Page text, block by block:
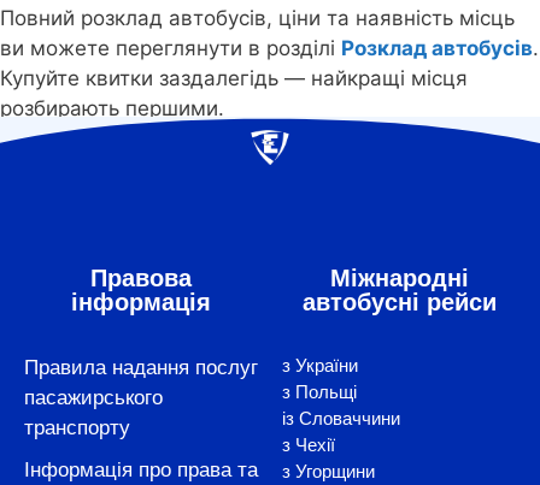
Повний розклад автобусів, ціни та наявність місць
ви можете переглянути в розділі Розклад автобусів.
Купуйте квитки заздалегідь — найкращі місця
розбирають першими.
Правова
інформація
Правила надання послуг
пасажирського
транспорту
Інформація про права та
Міжнародні
автобусні рейси
з України
з Польщі
із Словаччини
з Чехії
з Угорщини